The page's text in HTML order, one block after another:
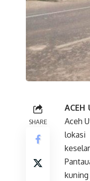
SHARE
ACEH
Aceh
lokasi